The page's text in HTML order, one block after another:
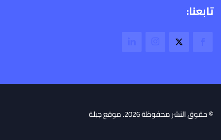
تابعنا:
© حقوق النشر محفوظة 2026. موقع جبلة